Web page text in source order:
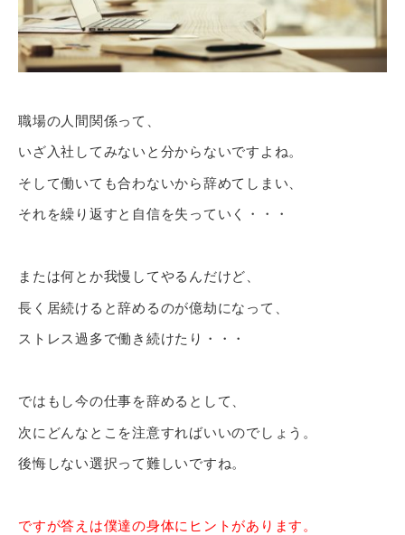
職場の人間関係って、
いざ入社してみないと分からないですよね。
そして働いても合わないから辞めてしまい、
それを繰り返すと自信を失っていく・・・
または何とか我慢してやるんだけど、
長く居続けると辞めるのが億劫になって、
ストレス過多で働き続けたり・・・
ではもし今の仕事を辞めるとして、
次にどんなとこを注意すればいいのでしょう。
後悔しない選択って難しいですね。
ですが答えは僕達の身体にヒントがあります。